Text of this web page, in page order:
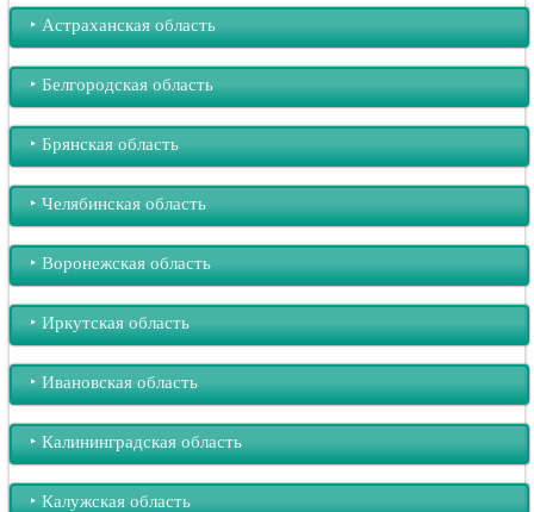
‣︎ Астраханская область
‣︎ Белгородская область
‣︎ Брянская область
‣︎ Челябинская область
‣︎ Воронежская область
‣︎ Иркутская область
‣︎ Ивановская область
‣︎ Калининградская область
‣︎ Калужская область